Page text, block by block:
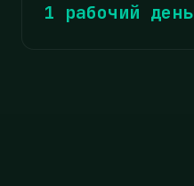
1 рабочий день